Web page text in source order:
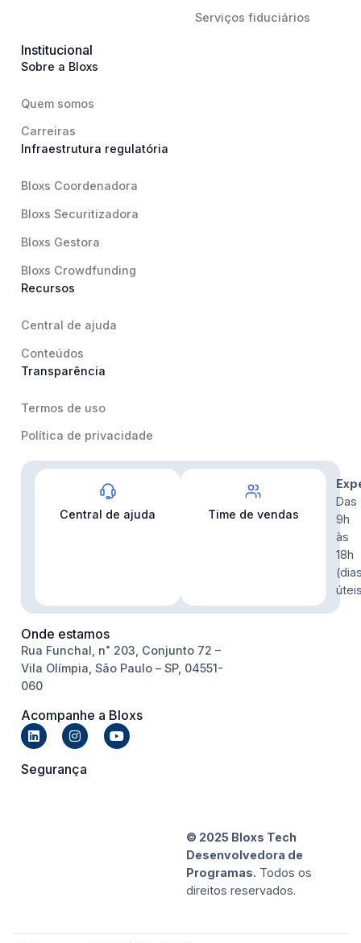
Serviços fiduciários
Institucional
Sobre a Bloxs
Quem somos
Carreiras
Infraestrutura regulatória
Bloxs Coordenadora
Bloxs Securitizadora
Bloxs Gestora
Bloxs Crowdfunding
Recursos
Central de ajuda
Conteúdos
Transparência
Termos de uso
Política de privacidade
Central de ajuda Time de vendas
Das
9h
às
18h
Onde estamos
Rua Funchal, n˚ 203, Conjunto 72 –
Vila Olímpia, São Paulo – SP, 04551-
060
Acompanhe a Bloxs
Segurança
© 2025 Bloxs Tech
Desenvolvedora de
Programas. Todos os
direitos reservados.